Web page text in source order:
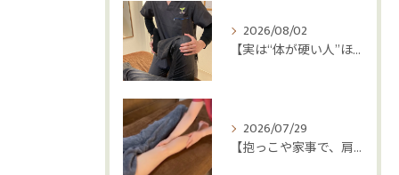
2026/08/02
【実は“体が硬い人”ほど疲れやすい😳】
2026/07/29
【抱っこや家事で、肩・腰つらくなっていませんか？👶💦】